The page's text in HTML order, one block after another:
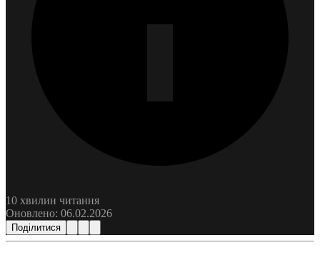
Школи операторів
Школи інженерів
Державні навчальні заклади
Загальна військова підготовка
10 хвилин читання
Оновлено: 06.02.2026
Поділитися